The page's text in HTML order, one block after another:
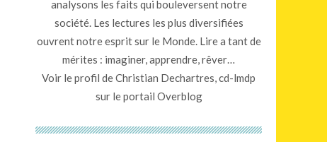
analysons les faits qui bouleversent notre
société. Les lectures les plus diversifiées
ouvrent notre esprit sur le Monde. Lire a tant de
mérites : imaginer, apprendre, rêver…
Voir le profil deChristian Dechartres, cd-lmdp
sur le portail Overblog